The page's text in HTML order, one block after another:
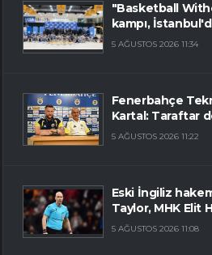
"Basketball
kampı,
5 AĞUSTOS 2026 11:34
Fenerbahçe
Kartal: Taraftar
5 AĞUSTOS 2026 11:22
Eski İngiliz
Taylor, MHK Elit
5 AĞUSTOS 2026 11:08